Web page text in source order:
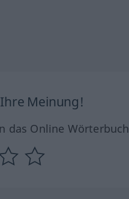
Meinung!
das Online